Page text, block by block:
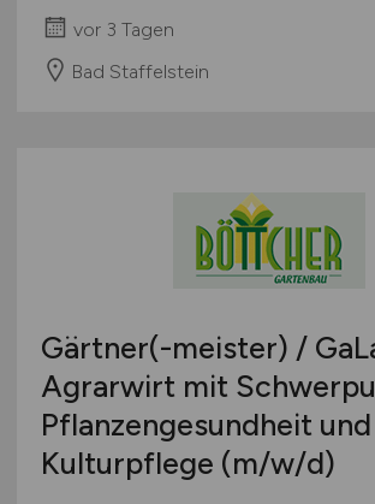
vor 3 Tagen
Bad Staffelstein
Gärtner(-meister) /
Agrarwirt mit
Pflanzengesundheit und
Kulturpflege (m/w/d)